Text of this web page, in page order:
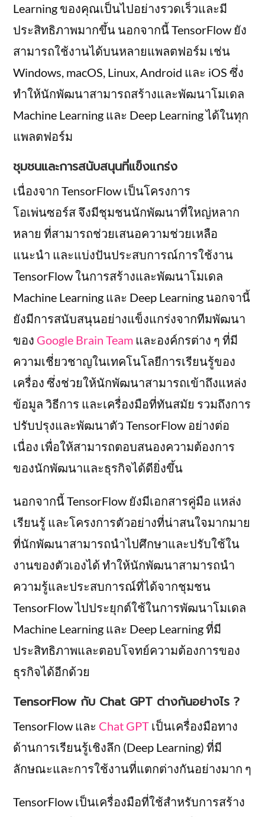
Learning ของคุณเป็นไปอย่างรวดเร็วและมี
ประสิทธิภาพมากขึ้น นอกจากนี้ TensorFlow ยัง
สามารถใช้งานได้บนหลายแพลตฟอร์ม เช่น
Windows, macOS, Linux, Android และ iOS ซึ่ง
ทำให้นักพัฒนาสามารถสร้างและพัฒนาโมเดล
Machine Learning และ Deep Learning ได้ในทุก
แพลตฟอร์ม
ชุมชนและการสนับสนุนที่แข็งแกร่ง
เนื่องจาก TensorFlow เป็นโครงการ
โอเพ่นซอร์ส จึงมีชุมชนนักพัฒนาที่ใหญ่หลาก
หลาย ที่สามารถช่วยเสนอความช่วยเหลือ
แนะนำ และแบ่งปันประสบการณ์การใช้งาน
TensorFlow ในการสร้างและพัฒนาโมเดล
Machine Learning และ Deep Learning นอกจานี้
ยังมีการสนับสนุนอย่างแข็งแกร่งจากทีมพัฒนา
ของ Google Brain Team และองค์กรต่าง ๆ ที่มี
ความเชี่ยวชาญในเทคโนโลยีการเรียนรู้ของ
เครื่อง ซึ่งช่วยให้นักพัฒนาสามารถเข้าถึงแหล่ง
ข้อมูล วิธีการ และเครื่องมือที่ทันสมัย รวมถึงการ
ปรับปรุงและพัฒนาตัว TensorFlow อย่างต่อ
เนื่อง เพื่อให้สามารถตอบสนองความต้องการ
ของนักพัฒนาและธุรกิจได้ดียิ่งขึ้น
นอกจากนี้ TensorFlow ยังมีเอกสารคู่มือ แหล่ง
เรียนรู้ และโครงการตัวอย่างที่น่าสนใจมากมาย
ที่นักพัฒนาสามารถนำไปศึกษาและปรับใช้ใน
งานของตัวเองได้ ทำให้นักพัฒนาสามารถนำ
ความรู้และประสบการณ์ที่ได้จากชุมชน
TensorFlow ไปประยุกต์ใช้ในการพัฒนาโมเดล
Machine Learning และ Deep Learning ที่มี
ประสิทธิภาพและตอบโจทย์ความต้องการของ
ธุรกิจได้อีกด้วย
TensorFlow กับ Chat GPT ต่างกันอย่างไร ?
TensorFlow และ Chat GPT เป็นเครื่องมือทาง
ด้านการเรียนรู้เชิงลึก (Deep Learning) ที่มี
ลักษณะและการใช้งานที่แตกต่างกันอย่างมาก ๆ
TensorFlow เป็นเครื่องมือที่ใช้สำหรับการสร้าง